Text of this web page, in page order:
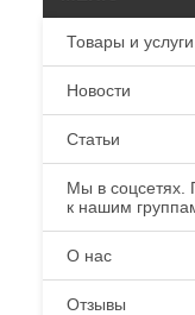
Товары и услуги
Новости
Статьи
Мы в соцсетях.
к нашим
О нас
Отзывы